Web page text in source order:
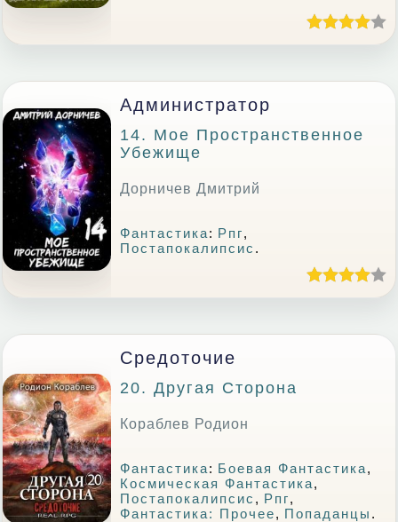
Администратор
14. Мое Пространственное
Убежище
Дорничев Дмитрий
Фантастика: Рпг,
Постапокалипсис .
Средоточие
20. Другая Сторона
Кораблев Родион
Фантастика: Боевая Фантастика,
Космическая Фантастика,
Постапокалипсис , Рпг,
Фантастика: Прочее, Попаданцы .